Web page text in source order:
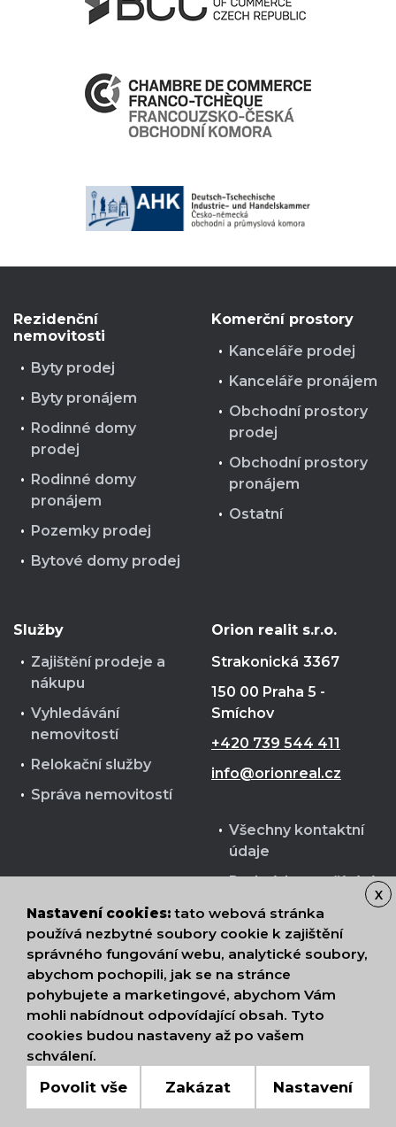
Rezidenční
nemovitosti
Byty prodej
Byty pronájem
Rodinné domy
prodej
Rodinné domy
pronájem
Pozemky prodej
Bytové domy prodej
Komerční prostory
Kanceláře prodej
Kanceláře pronájem
Obchodní prostory
prodej
Obchodní prostory
pronájem
Ostatní
Služby
Zajištění prodeje a
nákupu
Vyhledávání
nemovitostí
Relokační služby
Správa nemovitostí
Orion realit s.r.o.
Strakonická 3367
150 00 Praha 5 -
Smíchov
+420 739 544 411
info@orionreal.cz
Všechny kontaktní
údaje
Podmínky používání
Zpracování osobních
údajů
X
Nastavení cookies: tato webová stránka
používá nezbytné soubory cookie k zajištění
správného fungování webu, analytické soubory,
abychom pochopili, jak se na stránce
pohybujete a marketingové, abychom Vám
mohli nabídnout odpovídající obsah. Tyto
cookies budou nastaveny až po vašem
schválení.
Povolit vše Zakázat Nastavení